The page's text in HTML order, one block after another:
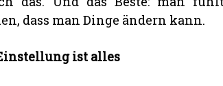
dass man Dinge ändern kann.
ist alles